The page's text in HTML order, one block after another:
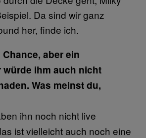
Da sind wir ganz
her, finde ich.
aber ein
würde ihm auch nicht
Was meinst du,
ihn noch nicht live
ist vielleicht auch noch eine